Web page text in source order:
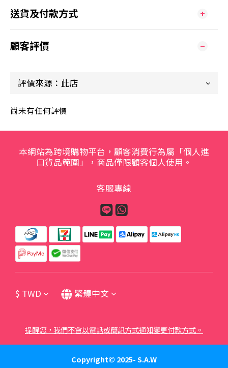
送貨及付款方式
顧客評價
尚未有任何評價
本網站為跨境購物平台，顧客消費行為屬「個人進
口貨品範圍」，商品僅限顧客個人使用。
客服專線
$ TWD 繁體中文
提醒您，我們不會以電話或簡訊方式通知變更付款方式。
Copyright© 2025- S.A.W